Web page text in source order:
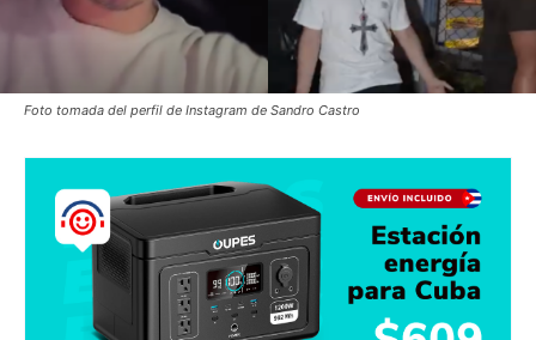
Foto tomada del perfil de Instagram de Sandro Castro